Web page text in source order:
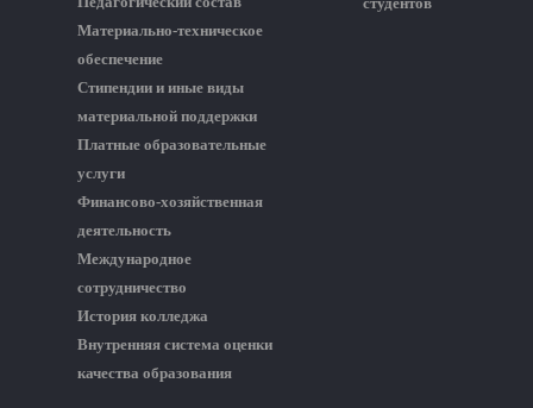
Материально-техническое
обеспечение
Стипендии и иные виды
материальной поддержки
Платные образовательные
услуги
Финансово-хозяйственная
деятельность
Международное
сотрудничество
История колледжа
Внутренняя система оценки
качества образования